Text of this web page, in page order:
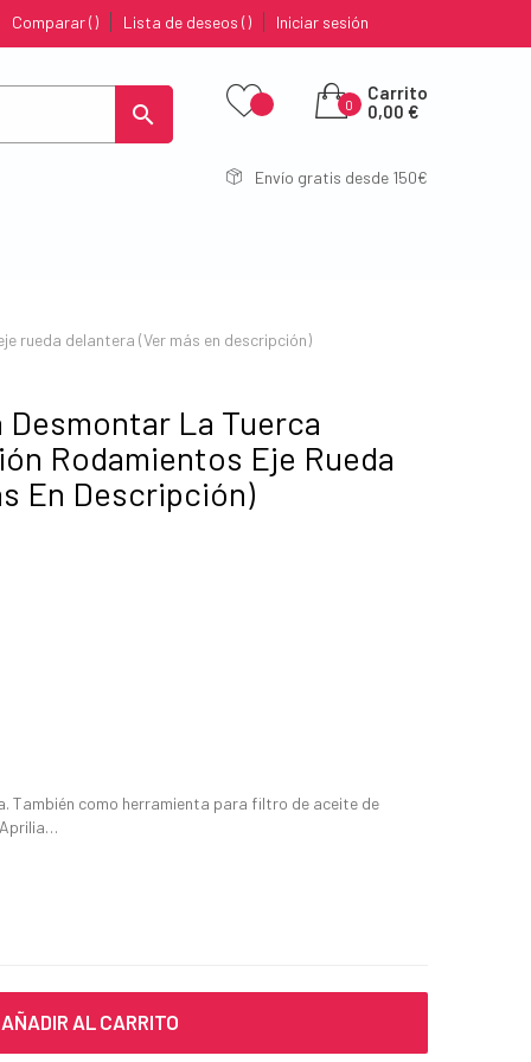
Iniciar sesión
Lista de deseos
Comparar
 0
Carrito
0,00 €
Envío gratis desde 150€
rueda delantera (Ver más en descripción)
La Tuerca
Rodamientos Eje Rueda
En Descripción)
También como herramienta para filtro de aceite de
AÑADIR AL CARRITO